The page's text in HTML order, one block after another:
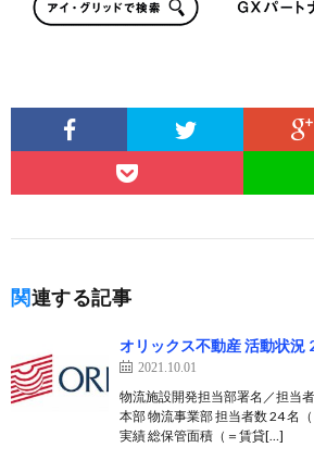
関連する記事
オリックス不動産 活動状況
2021.10.01
物流施設開発担当部署名／担当
本部 物流事業部 担当者数 24 名
実績 総保管面積（＝賃貸[…]